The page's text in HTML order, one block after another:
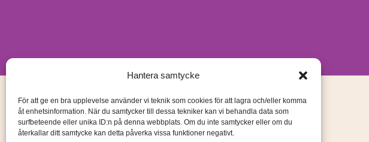
Hantera samtycke
För att ge en bra upplevelse använder vi teknik som cookies för att lagra och/eller komma
åt enhetsinformation. När du samtycker till dessa tekniker kan vi behandla data som
surfbeteende eller unika ID:n på denna webbplats. Om du inte samtycker eller om du
återkallar ditt samtycke kan detta påverka vissa funktioner negativt.